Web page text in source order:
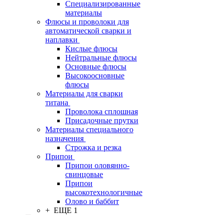
Специализированные
материалы
Флюсы и проволоки для
автоматической сварки и
наплавки
Кислые флюсы
Нейтральные флюсы
Основные флюсы
Высокоосновные
флюсы
Материалы для сварки
титана
Проволока сплошная
Присадочные прутки
Материалы специального
назначения
Строжка и резка
Припои
Припои оловянно-
свинцовые
Припои
высокотехнологичные
Олово и баббит
+ ЕЩЕ 1